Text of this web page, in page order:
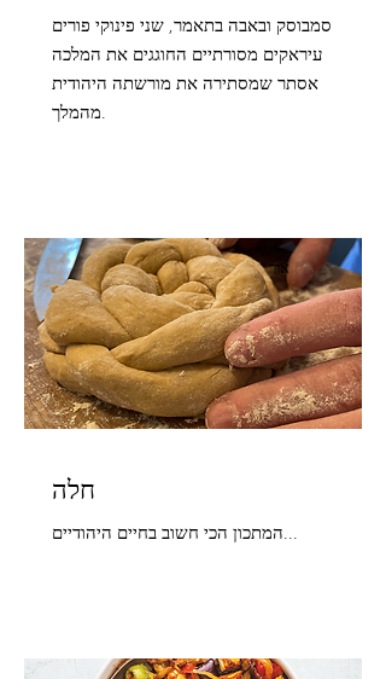
סמבוסק ובאבה בתאמר, שני פינוקי פורים
עיראקים מסורתיים החוגגים את המלכה
אסתר שמסתירה את מורשתה היהודית
מהמלך.
אור
חלה
המתכון הכי חשוב בחיים היהודיים...